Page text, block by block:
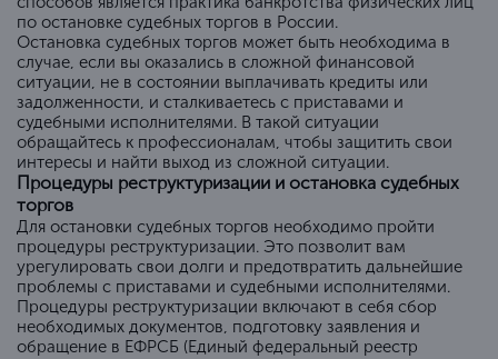
по остановке судебных торгов в России.
Остановка судебных торгов может быть необходима в
случае, если вы оказались в сложной финансовой
ситуации, не в состоянии выплачивать кредиты или
задолженности, и сталкиваетесь с приставами и
судебными исполнителями. В такой ситуации
обращайтесь к профессионалам, чтобы защитить свои
интересы и найти выход из сложной ситуации.
Процедуры реструктуризации и остановка судебных
торгов
Для остановки судебных торгов необходимо пройти
процедуры реструктуризации. Это позволит вам
урегулировать свои долги и предотвратить дальнейшие
проблемы с приставами и судебными исполнителями.
Процедуры реструктуризации включают в себя сбор
необходимых документов, подготовку заявления и
обращение в ЕФРСБ (Единый федеральный реестр